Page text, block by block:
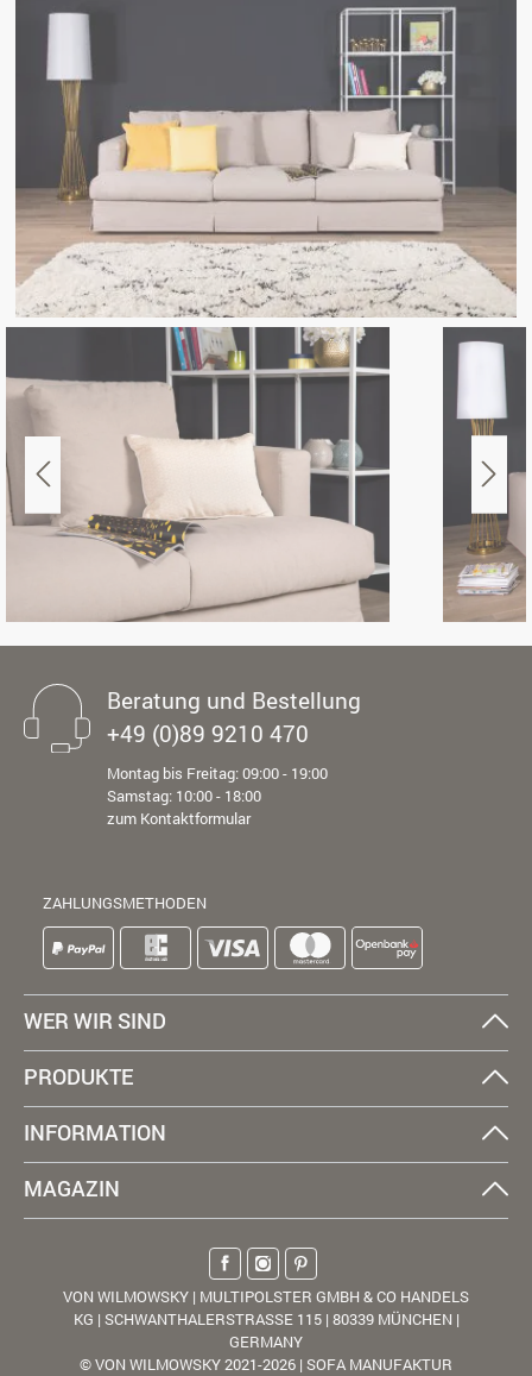
Beratung und Bestellung
+49 (0)89 9210 470
Montag bis Freitag: 09:00 - 19:00
Samstag: 10:00 - 18:00
zum Kontaktformular
ZAHLUNGSMETHODEN
WER WIR SIND
PRODUKTE
INFORMATION
MAGAZIN
VON WILMOWSKY | MULTIPOLSTER GMBH & CO HANDELS
KG | SCHWANTHALERSTRASSE 115 | 80339 MÜNCHEN |
GERMANY
© VON WILMOWSKY 2021-2026 | SOFA MANUFAKTUR